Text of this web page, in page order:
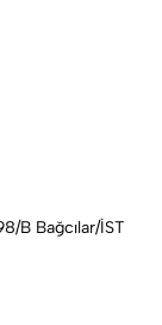
B Bağcılar/İST